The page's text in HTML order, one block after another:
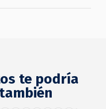
te podría